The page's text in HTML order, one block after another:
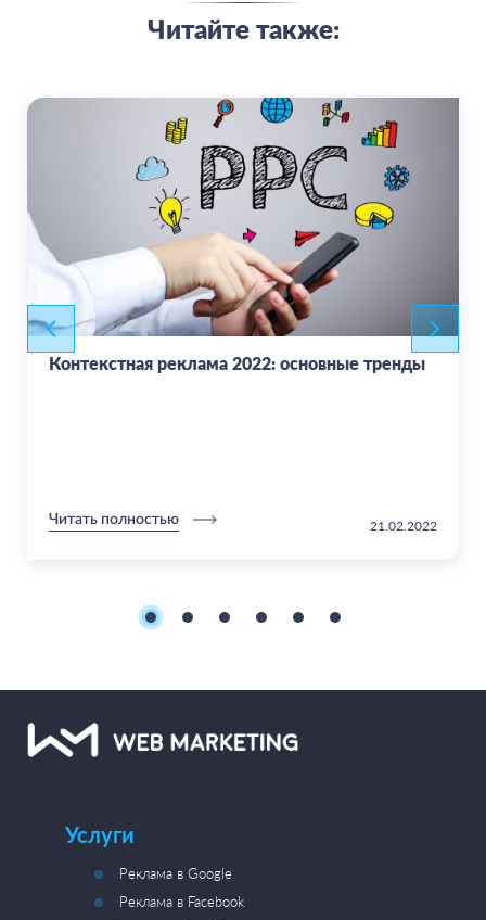
Читайте также:
Контекстная реклама 2022: основные тренды
Читать полностью 21.02.2022
Услуги
Реклама в Google
Реклама в Facebook